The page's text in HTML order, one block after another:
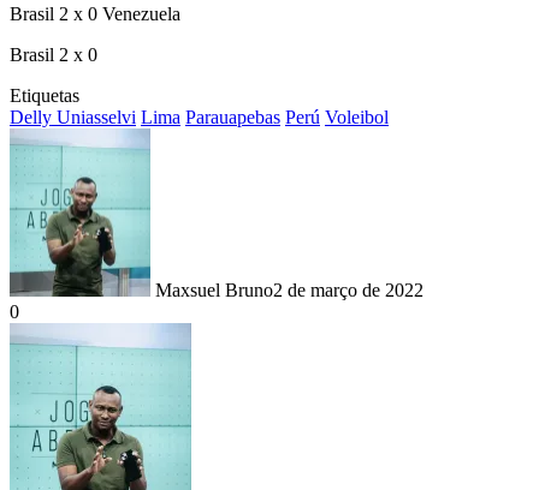
Brasil 2 x 0 Venezuela
Brasil 2 x 0
Etiquetas
Delly Uniasselvi Lima Parauapebas Perú Voleibol
Maxsuel Bruno2 de março de 2022
0